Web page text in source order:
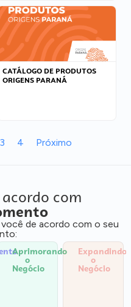
CATÁLOGO DE PRODUTOS
ORIGENS PARANÁ
3 4 Próximo
com
de acordo com o seu
Aprimorando
o
Negócio
Expandindo
o
Negócio